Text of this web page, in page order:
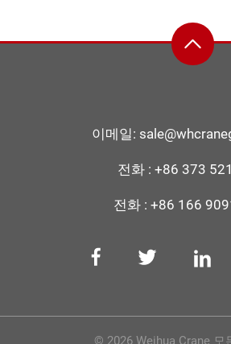
이메일:
전화 : +86 373
전화 : +86 166
© 2026 Weihua Crane 모